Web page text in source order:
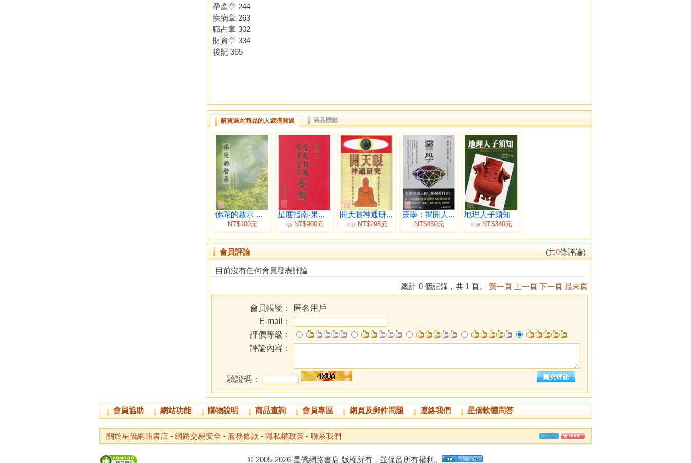
孕產章 244
疾病章 263
職占章 302
財資章 334
後記 365
購買過此商品的人還購買過 商品標籤
佛陀的啟示 ...
NT$100元
星度指南‧果...
9折 NT$900元
開天眼神通研...
85折NT$298元
靈學：揭開人...
NT$450元
地理人子須知
85折NT$340元
會員評論 (共0條評論)
目前沒有任何會員發表評論
總計 0 個記錄，共 1 頁。 第一頁 上一頁 下一頁 最末頁
會員帳號：
匿名用戶
E-mail：
評價等級：
評論內容：
驗證碼：
會員協助 網站功能 購物說明 商品查詢 會員專區 網頁及郵件問題 連絡我們 星僑軟體問答
關於星僑網路書店 - 網路交易安全 - 服務條款 - 隱私權政策 - 聯系我們
© 2005-2026 星僑網路書店 版權所有，並保留所有權利。